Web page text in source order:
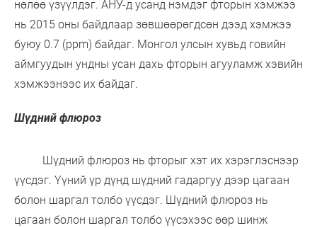
нөлөө үзүүлдэг. АНУ-д усанд нэмдэг фторын хэмжээ
нь 2015 оны байдлаар зөвшөөрөгдсөн дээд хэмжээ
буюу 0.7 (ppm) байдаг. Монгол улсын хувьд говийн
аймгуудын ундны усан дахь фторын агууламж хэвийн
хэмжээнээс их байдаг.
Шүдний флюроз
Шүдний флюроз нь фторыг хэт их хэрэглэснээр
үүсдэг. Үүний үр дүнд шүдний гадаргуу дээр цагаан
болон шаргал толбо үүсдэг. Шүдний флюроз нь
цагаан болон шаргал толбо үүсэхээс өөр шинж